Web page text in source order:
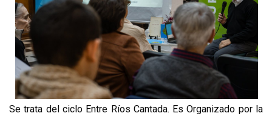
Se trata del ciclo Entre Ríos Cantada. Es Organizado por la